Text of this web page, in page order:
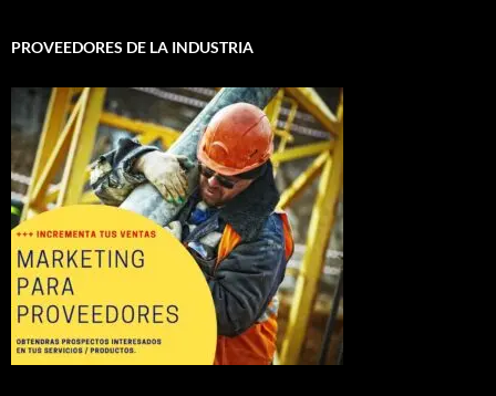
PROVEEDORES DE LA INDUSTRIA